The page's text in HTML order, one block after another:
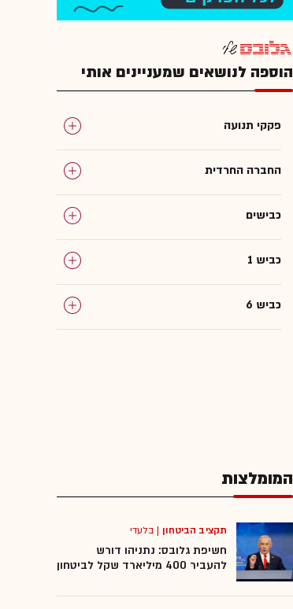
הוספה לנושאים שמעניינים אותי
פקקי תנועה
החברה החרדית
כבישים
כביש 1
כביש 6
המומלצות
תקציב הביטחון |בלעדי
חשיפת גלובס: נתניהו דורש
להעביר 400 מיליארד שקל לביטחון